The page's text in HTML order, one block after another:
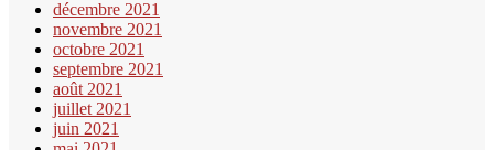
décembre 2021
novembre 2021
octobre 2021
septembre 2021
août 2021
juillet 2021
juin 2021